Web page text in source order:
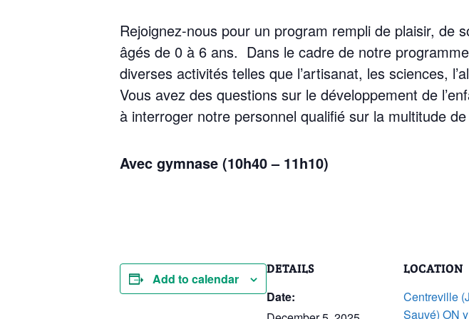
Rejoignez-nous pour un program rempli de plaisir, de
âgés de 0 à 6 ans. Dans le cadre de notre
diverses activités telles que l’artisanat, les sciences,
Vous avez des questions sur le développement de
à interroger notre personnel qualifié sur la multitude
Avec gymnase (10h40 – 11h10)
Add to calendar
DETAILS
Date:
LOCATION
Centreville
Sauvé) ON